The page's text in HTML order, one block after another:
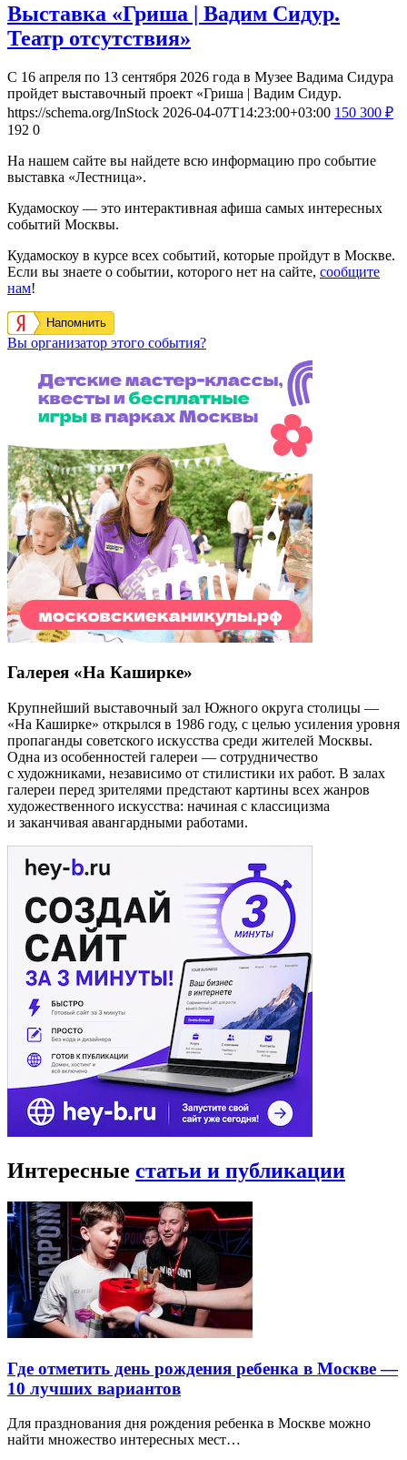
Выставка «Гриша | Вадим Сидур.
Театр отсутствия»
С 16 апреля по 13 сентября 2026 года в Музее Вадима Сидура
пройдет выставочный проект «Гриша | Вадим Сидур.
https://schema.org/InStock 2026-04-07T14:23:00+03:00 150 300 ₽
192 0
На нашем сайте вы найдете всю информацию про событие
выставка «Лестница».
Кудамоскоу — это интерактивная афиша самых интересных
событий Москвы.
Кудамоскоу в курсе всех событий, которые пройдут в Москве.
Если вы знаете о событии, которого нет на сайте, сообщите
нам!
Напомнить
Вы организатор этого события?
Галерея «На Каширке»
Крупнейший выставочный зал Южного округа столицы —
«На Каширке» открылся в 1986 году, с целью усиления уровня
пропаганды советского искусства среди жителей Москвы.
Одна из особенностей галереи — сотрудничество
с художниками, независимо от стилистики их работ. В залах
галереи перед зрителями предстают картины всех жанров
художественного искусства: начиная с классицизма
и заканчивая авангардными работами.
Интересные статьи и публикации
Где отметить день рождения ребенка в Москве —
10 лучших вариантов
Для празднования дня рождения ребенка в Москве можно
найти множество интересных мест…